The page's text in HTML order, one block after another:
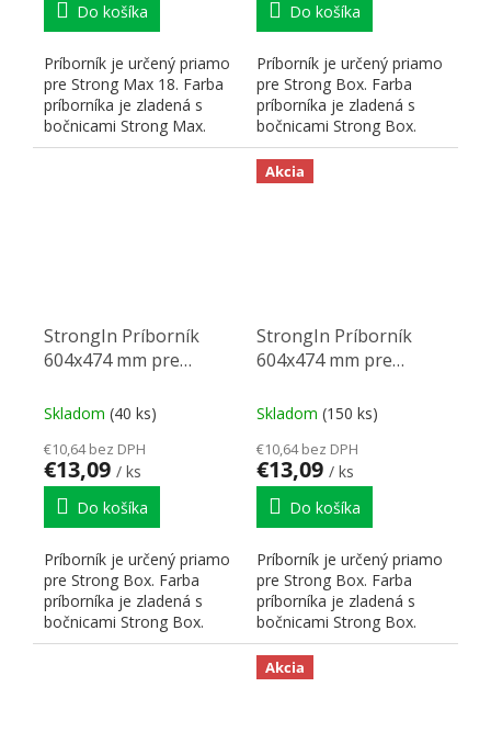
Do košíka
Príborník je určený priamo
pre Strong Max 18. Farba
príborníka je zladená s
bočnicami Strong Max.
Hrúbka použitého...
Do košíka
Príborník je určený priamo
pre Strong Box. Farba
príborníka je zladená s
bočnicami Strong Box.
Hrúbka použitého...
StrongIn Príborník
604x474 mm pre
Skladom (40 ks)
€10,64 bez DPH
€13,09 / ks
Do košíka
Príborník je určený priamo
pre Strong Box. Farba
príborníka je zladená s
bočnicami Strong Box.
Hrúbka použitého...
Akcia
StrongIn Príborník
604x474 mm pre
Skladom (150 ks)
€10,64 bez DPH
€13,09 / ks
Do košíka
Príborník je určený priamo
pre Strong Box. Farba
príborníka je zladená s
bočnicami Strong Box.
Hrúbka použitého...
Akcia